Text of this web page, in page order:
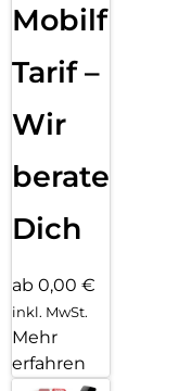
Mobilfunk
Tarif –
Wir
beraten
Dich
ab 0,00 €
inkl. MwSt.
Mehr
erfahren